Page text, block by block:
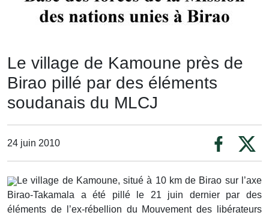
Le village de Kamoune près de
Birao pillé par des éléments
soudanais du MLCJ
24 juin 2010
Le village de Kamoune, situé à 10 km de Birao sur l’axe
Birao-Takamala a été pillé le 21 juin dernier par des
éléments de l’ex-rébellion du Mouvement des libérateurs